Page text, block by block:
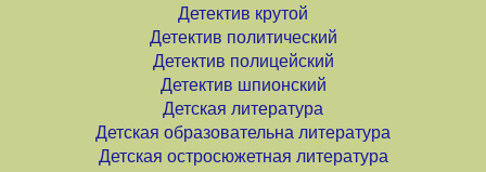
Детектив крутой
Детектив политический
Детектив полицейский
Детектив шпионский
Детская литература
Детская образовательна литература
Детская остросюжетная литература